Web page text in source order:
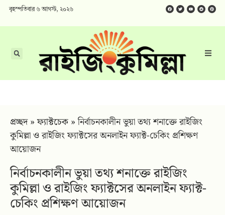
বৃহস্পতিবার ৬ আগস্ট, ২০২৬
প্রচ্ছদ»ফ্যাক্টচেক »নির্বাচনকালীন ভুয়া তথ্য শনাক্তে রাইজিং
কুমিল্লা ও রাইজিং ফ্যাক্টসের অনলাইন ফ্যাক্ট-চেকিং প্রশিক্ষণ
আয়োজন
নির্বাচনকালীন ভুয়া তথ্য শনাক্তে রাইজিং
কুমিল্লা ও রাইজিং ফ্যাক্টসের অনলাইন ফ্যাক্ট-
চেকিং প্রশিক্ষণ আয়োজন